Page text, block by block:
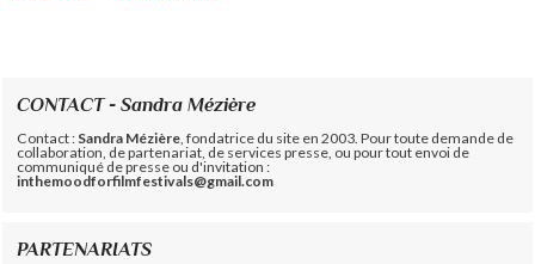
CONTACT - Sandra Mézière
Contact : Sandra Mézière , fondatrice du site en 2003. Pour toute demande de
collaboration, de partenariat, de services presse, ou pour tout envoi de
communiqué de presse ou d'invitation :
inthemoodforfilmfestivals@gmail.com
PARTENARIATS